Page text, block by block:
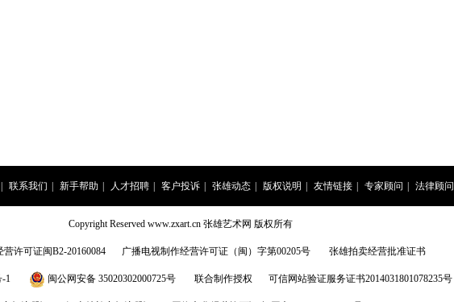
联系我们 新手帮助 人才招聘 客户投诉 张雄动态 版权说明 友情链接 专家顾问 法律顾问
Copyright Reserved www.zxart.cn 张雄艺术网 版权所有
许可证闽B2-20160084 广播电视制作经营许可证（闽）字第00205号 张雄拍卖经营批准证书
-1 闽公网安备 35020302000725号 联合制作授权 可信网站验证服务证书2014031801078235号